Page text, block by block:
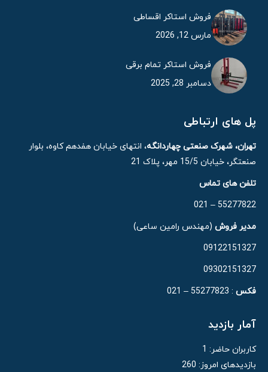
فروش استاکر اقساطی
مارس 12, 2026
فروش استاکر تمام برقی
دسامبر 28, 2025
پل های ارتباطی
تهران، شهرک صنعتی چهاردانگه، انتهای خیابان هفدهم کاوه، بلوار
صنعتگر، خیابان 15/5 مهر، پلاک 21
تلفن های تماس
55277822 – 021
مدیر فروش (مهندس رامین ساعی)
09122151327
09302151327
فکس : 55277823 – 021
آمار بازدید
کاربران حاضر: 1
بازدیدهای امروز: 260